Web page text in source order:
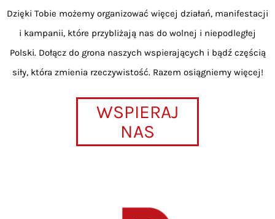
Dzięki Tobie możemy organizować więcej działań, manifestacji
i kampanii, które przybliżają nas do wolnej i niepodległej
Polski. Dołącz do grona naszych wspierających i bądź częścią
siły, która zmienia rzeczywistość. Razem osiągniemy więcej!
WSPIERAJ
NAS